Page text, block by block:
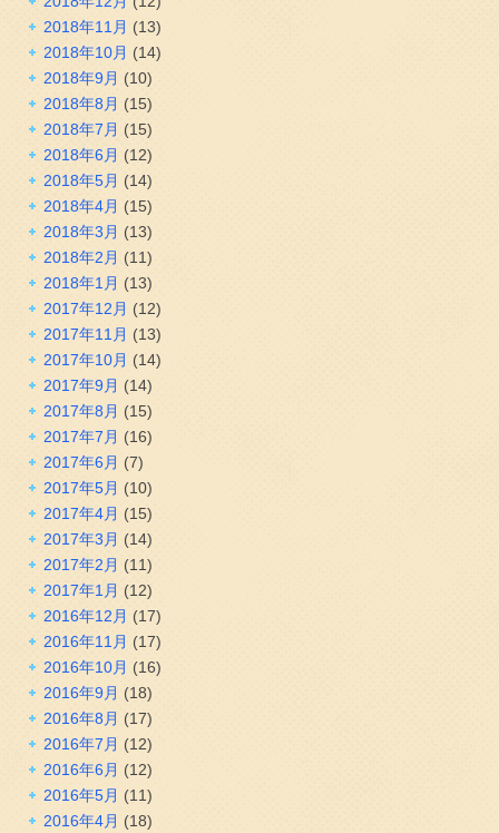
2018年11月 (13)
2018年10月 (14)
2018年9月 (10)
2018年8月 (15)
2018年7月 (15)
2018年6月 (12)
2018年5月 (14)
2018年4月 (15)
2018年3月 (13)
2018年2月 (11)
2018年1月 (13)
2017年12月 (12)
2017年11月 (13)
2017年10月 (14)
2017年9月 (14)
2017年8月 (15)
2017年7月 (16)
2017年6月 (7)
2017年5月 (10)
2017年4月 (15)
2017年3月 (14)
2017年2月 (11)
2017年1月 (12)
2016年12月 (17)
2016年11月 (17)
2016年10月 (16)
2016年9月 (18)
2016年8月 (17)
2016年7月 (12)
2016年6月 (12)
2016年5月 (11)
2016年4月 (18)